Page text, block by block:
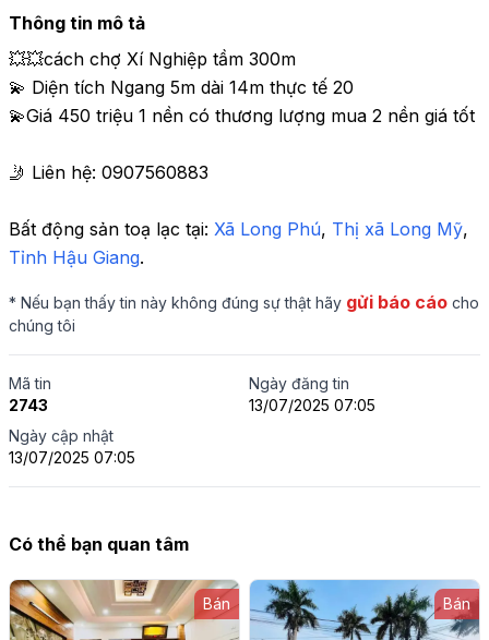
Thông tin mô tả
💥💥cách chợ Xí Nghiệp tầm 300m
💫 Diện tích Ngang 5m dài 14m thực tế 20
💫Giá 450 triệu 1 nền có thương lượng mua 2 nền giá tốt
🤳 Liên hệ: 0907560883
Bất động sản toạ lạc tại: Xã Long Phú, Thị xã Long Mỹ,
Tỉnh Hậu Giang.
* Nếu bạn thấy tin này không đúng sự thật hãy gửi báo cáo cho
chúng tôi
Mã tin
2743
Ngày đăng tin
13/07/2025 07:05
Ngày cập nhật
13/07/2025 07:05
Có thể bạn quan tâm
Bán Bán